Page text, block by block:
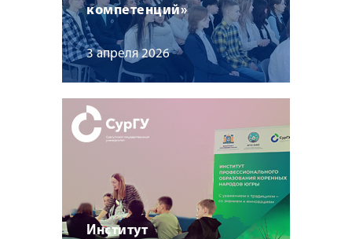
компетенций»
3 апреля 2026
Институт